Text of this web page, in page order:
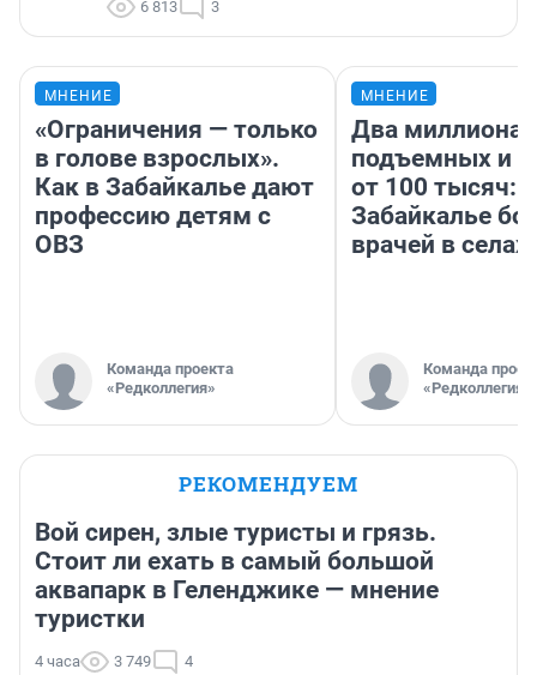
6 813 3
МНЕНИЕ
«Ограничения — только
в голове взрослых».
Как в Забайкалье дают
профессию детям с
ОВЗ
Команда проекта
«Редколлегия»
МНЕНИЕ
Два миллиона
подъемных и
от 100 тысяч:
Забайкалье
врачей в селах
Команда
«Редколлегия»
РЕКОМЕНДУЕМ
Вой сирен, злые туристы и грязь.
Стоит ли ехать в самый большой
аквапарк в Геленджике — мнение
туристки
4 часа 3 749 4